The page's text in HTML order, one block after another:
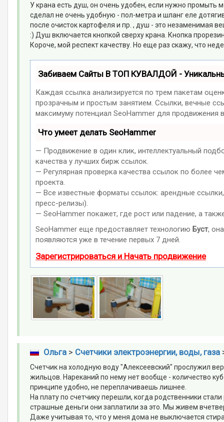
У крана есть душ, он очень удобен, если нужно промыть
сделал не очень удобную - пол-метра и шланг еле
после очисток картофеля и пр. , душ - это незаменимая
:) Душ включается кнопкой сверху крана. Кнопка
Короче, мой респект качеству. Но еще раз скажу, что
Забиваем Сайты В ТОП КУВАЛДОЙ -
Каждая ссылка анализируется по трем пакетам
прозрачным и простым занятием. Ссылки, вечные
максимуму потенциал SeoHammer для продвижения
Что умеет делать SeoHammer
— Продвижение в один клик, интеллектуальный
качества у лучших бирж ссылок.
— Регулярная проверка качества ссылок по более
проекта.
— Все известные форматы ссылок: арендные
пресс-релизы).
— SeoHammer покажет, где рост или падение, а
SeoHammer еще предоставляет технологиюБуст,
появляются уже в течение первых 7 дней.
Зарегистрироваться и Начать продвижение
Ольга> Счетчики электроэнергии, воды, газа
Счетчик на холодную воду "Алексеевский" прослужил
жильцов. Нареканий по нему нет вообще - количество
принципе удобно, не переплачиваешь лишнее.
На плату по счетчику перешли, когда родственники
страшные деньги они заплатили за это. Мы живем
Даже учитывая то, что у меня дома не выключается